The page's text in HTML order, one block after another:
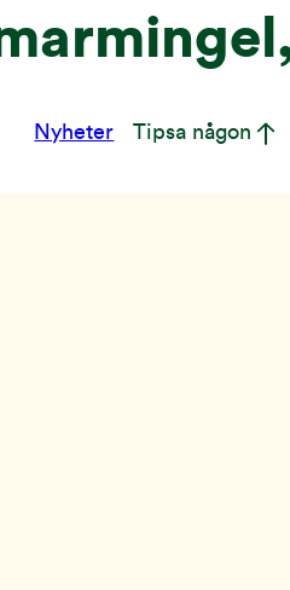
Nyheter Tipsa någon